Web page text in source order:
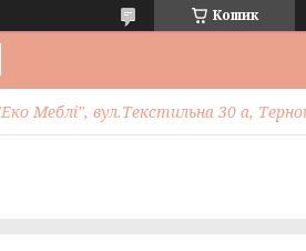
Кошик
Меблі", вул.Текстильна 30 а,